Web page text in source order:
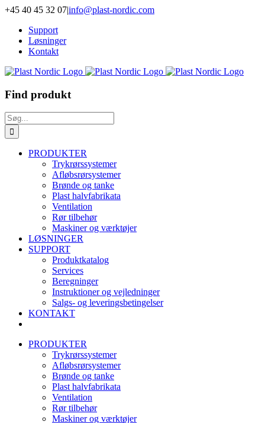
Skip
content
+45 40 45 32 07|info@plast-nordic.com
Support
Løsninger
Kontakt
Find produkt
Søg
efter:
PRODUKTER
Trykrørssystemer
Afløbsrørsystemer
Brønde og tanke
Plast halvfabrikata
Ventilation
Rør tilbehør
Maskiner og værktøjer
LØSNINGER
SUPPORT
Produktkatalog
Services
Beregninger
Instruktioner og vejledninger
Salgs- og leveringsbetingelser
KONTAKT
PRODUKTER
Trykrørssystemer
Afløbsrørsystemer
Brønde og tanke
Plast halvfabrikata
Ventilation
Rør tilbehør
Maskiner og værktøjer